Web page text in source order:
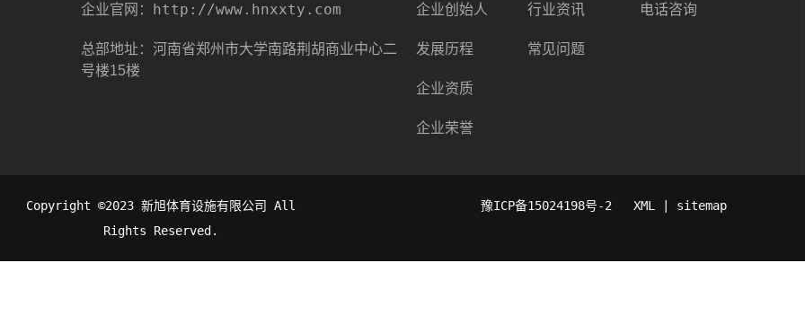
企业官网： http://www.hnxxty.com
总部地址：河南省郑州市大学南路荆胡商业中心二
号楼15楼
企业创始人
发展历程
企业资质
企业荣誉
行业资讯
常见问题
电话咨询
Copyright ©2023 新旭体育设施有限公司 All
Rights Reserved.
豫ICP备15024198号-2 XML | sitemap